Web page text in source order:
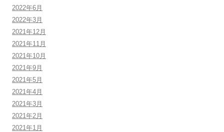
2022年6月
2022年3月
2021年12月
2021年11月
2021年10月
2021年9月
2021年5月
2021年4月
2021年3月
2021年2月
2021年1月